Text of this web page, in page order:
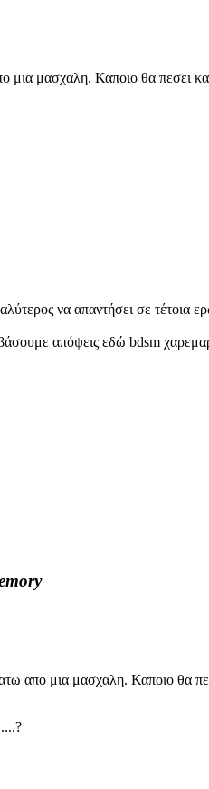
μασχαλη. Καποιο θα πεσει
να απαντήσει σε τέτοια
απόψεις εδώ bdsm
απο μια μασχαλη. Καποιο θα